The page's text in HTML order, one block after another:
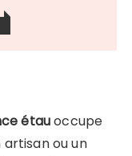
étauoccupe
ou un